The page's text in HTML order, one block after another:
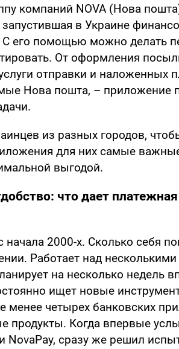
компаний NOVA (Нова
в Украине
его помощью можно делать
От оформления
отправки и наложенных
Нова пошта, – приложение
из разных городов,
для них самые
выгодой.
что дает
2000-х. Сколько себя
Работает над
на несколько недель
ищет новые
менее четырех банковских
продукты. Когда впервые
сразу же решил